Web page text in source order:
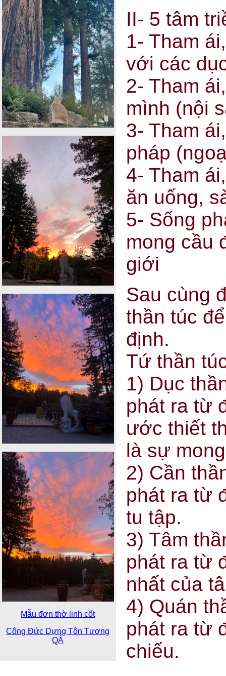
Mẫu đơn thờ linh cốt
Công Đức Dựng Tôn Tương
QÂ
II- 5 tâm
1- Tham
với các
2- Tham
mình (nội
3- Tham
pháp
4- Tham
ăn uống,
5- Sống
mong cầu
giới
Sau cùng
thần túc
định.
Tứ thần
1) Dục
phát ra từ
ước thiết
là sự
2) Cần
phát ra từ
tu tập.
3) Tâm
phát ra từ
nhất của
4) Quán
phát ra từ
chiếu.